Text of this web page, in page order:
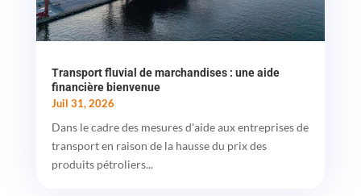
Transport fluvial de marchandises : une aide
financière bienvenue
Juil 31, 2026
Dans le cadre des mesures d'aide aux entreprises de
transport en raison de la hausse du prix des
produits pétroliers...